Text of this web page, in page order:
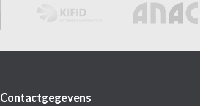
Contactgegevens